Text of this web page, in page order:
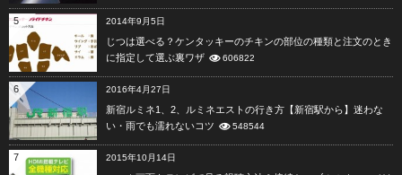
5 2014年9月5日
じつは選べる？ケンタッキーのチキンの部位の種類と注文のとき
に指定して選ぶ裏ワザ
606822
6 2016年4月27日
新宿ルミネ1、2、ルミネエストの行き方【新宿駅から】迷わな
い・雨でも濡れないコツ
548544
7 2015年10月14日